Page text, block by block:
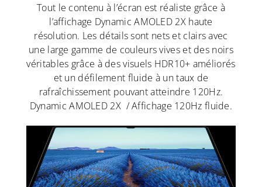
Tout le contenu à l’écran est réaliste grâce à
l’affichage Dynamic AMOLED 2X haute
résolution. Les détails sont nets et clairs avec
une large gamme de couleurs vives et des noirs
véritables grâce à des visuels HDR10+ améliorés
et un défilement fluide à un taux de
rafraîchissement pouvant atteindre 120Hz.
Dynamic AMOLED 2X / Affichage 120Hz fluide.